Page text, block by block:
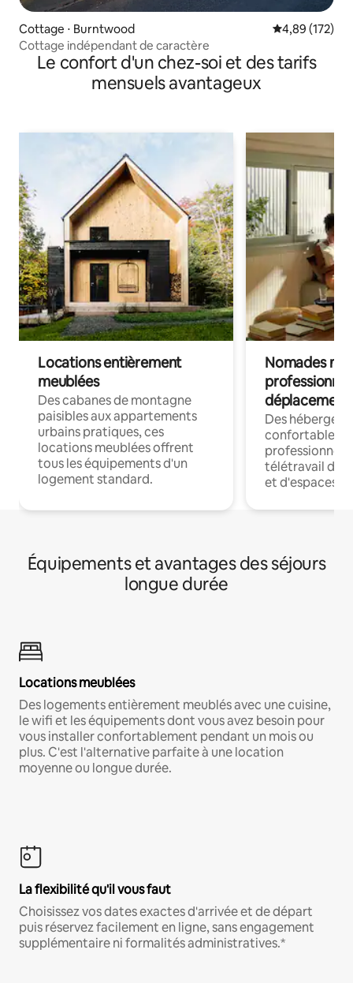
Cottage ⋅ Burntwood Évaluation
4,89 (172)
Cottage indépendant de caractère
Le confort d'un chez-soi et des tarifs
mensuels avantageux
Locations entièrement
meublées
Des cabanes de montagne
paisibles aux appartements
urbains pratiques, ces
locations meublées offrent
tous les équipements d'un
logement standard.
Nomades
déplacement
Des
confortables
professionnels
télétravail
et d'espaces
Équipements et avantages des séjours
longue durée
Locations meublées
Des logements entièrement meublés avec une cuisine,
le wifi et les équipements dont vous avez besoin pour
vous installer confortablement pendant un mois ou
plus. C'est l'alternative parfaite à une location
moyenne ou longue durée.
La flexibilité qu'il vous faut
Choisissez vos dates exactes d'arrivée et de départ
puis réservez facilement en ligne, sans engagement
supplémentaire ni formalités administratives.*